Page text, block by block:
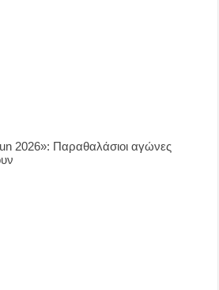
2026»: Παραθαλάσιοι αγώνες